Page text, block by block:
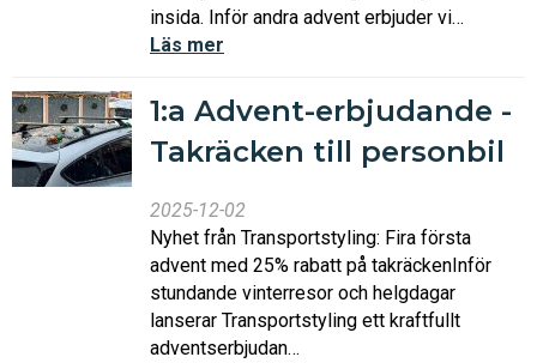
insida. Inför andra advent erbjuder vi…
Läs mer
1:a Advent-erbjudande -
Takräcken till personbil
2025-12-02
Nyhet från Transportstyling: Fira första
advent med 25% rabatt på takräckenInför
stundande vinterresor och helgdagar
lanserar Transportstyling ett kraftfullt
adventserbjudan…